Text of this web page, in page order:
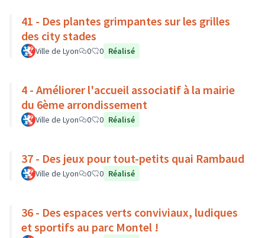
41 - Des plantes grimpantes sur les grilles
des city stades
Ville de Lyon 0 0 Réalisé
4 - Améliorer l'accueil associatif à la mairie
du 6ème arrondissement
Ville de Lyon 0 0 Réalisé
37 - Des jeux pour tout-petits quai Rambaud
Ville de Lyon 0 0 Réalisé
36 - Des espaces verts conviviaux, ludiques
et sportifs au parc Montel !